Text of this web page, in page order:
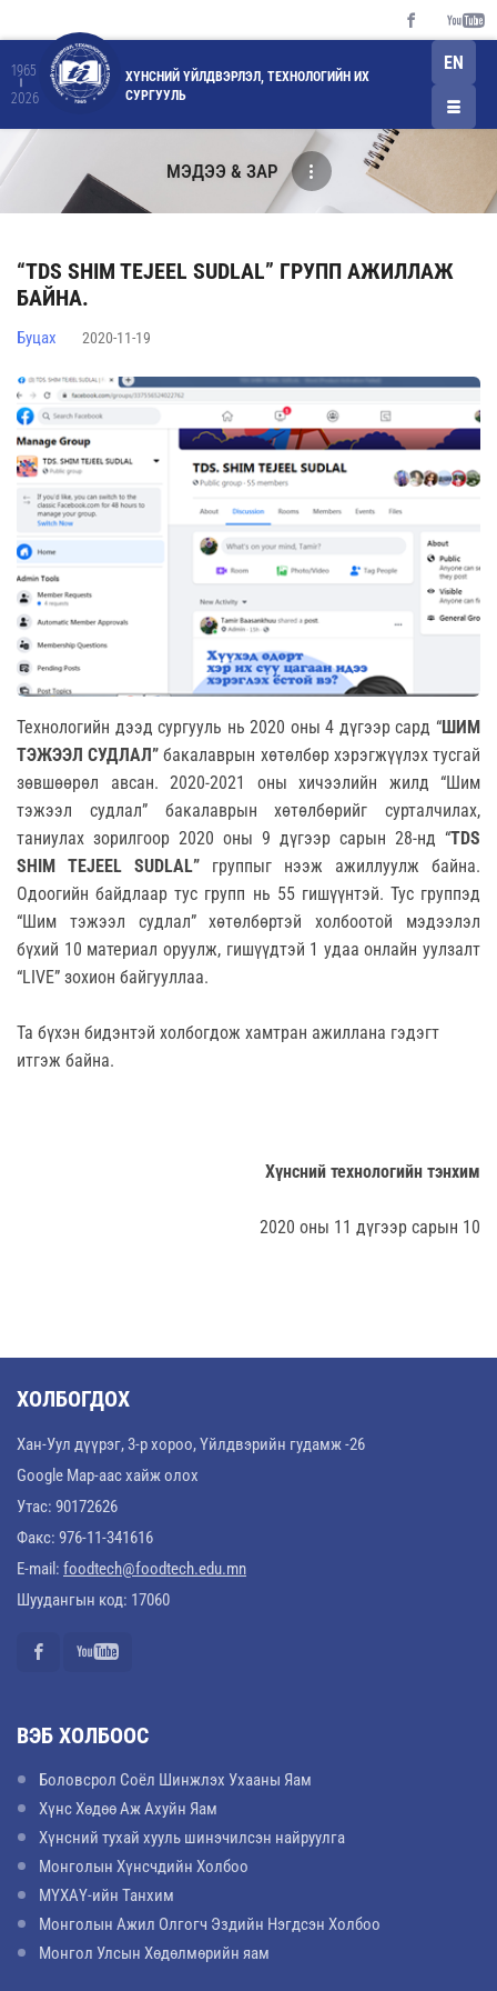
1965
2026
ХҮНСНИЙ ҮЙЛДВЭРЛЭЛ, ТЕХНОЛОГИЙН ИХ
СУРГУУЛЬ
EN
МЭДЭЭ & ЗАР
“TDS SHIM TEJEEL SUDLAL” ГРУПП АЖИЛЛАЖ
БАЙНА.
Буцах 2020-11-19
Технологийн дээд сургууль нь 2020 оны 4 дүгээр сард “ШИМ
ТЭЖЭЭЛ СУДЛАЛ” бакалаврын хөтөлбөр хэрэгжүүлэх тусгай
зөвшөөрөл авсан. 2020-2021 оны хичээлийн жилд “Шим
тэжээл судлал” бакалаврын хөтөлбөрийг сурталчилах,
таниулах зорилгоор 2020 оны 9 дүгээр сарын 28-нд “TDS
SHIM TEJEEL SUDLAL” группыг нээж ажиллуулж байна.
Одоогийн байдлаар тус групп нь 55 гишүүнтэй. Тус группэд
“Шим тэжээл судлал” хөтөлбөртэй холбоотой мэдээлэл
бүхий 10 материал оруулж, гишүүдтэй 1 удаа онлайн уулзалт
“LIVE” зохион байгууллаа.
Та бүхэн бидэнтэй холбогдож хамтран ажиллана гэдэгт
итгэж байна.
Хүнсний технологийн тэнхим
2020 оны 11 дүгээр сарын 10
ХОЛБОГДОХ
Хан-Уул дүүрэг, 3-р хороо, Үйлдвэрийн гудамж -26
Google Map-аас хайж олох
Утас: 90172626
Факс: 976-11-341616
E-mail: foodtech@foodtech.edu.mn
Шуудангын код: 17060
ВЭБ ХОЛБООС
Боловсрол Соёл Шинжлэх Ухааны Яам
Хүнс Хөдөө Аж Ахуйн Яам
Хүнсний тухай хууль шинэчилсэн найруулга
Монголын Хүнсчдийн Холбоо
МҮХАҮ-ийн Танхим
Монголын Ажил Олгогч Эздийн Нэгдсэн Холбоо
Монгол Улсын Хөдөлмөрийн яам